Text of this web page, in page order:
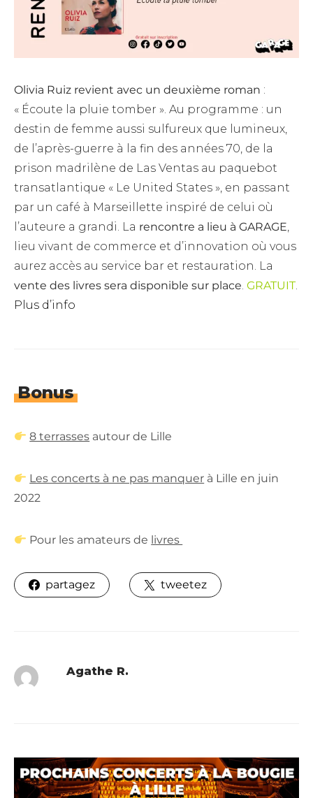
Olivia Ruiz revient avec un deuxième roman :
« Écoute la pluie tomber ». Au programme : un
destin de femme aussi sulfureux que lumineux,
de l’après-guerre à la fin des années 70, de la
prison madrilène de Las Ventas au paquebot
transatlantique « Le United States », en passant
par un café à Marseillette inspiré de celui où
l’auteure a grandi. La rencontre a lieu à GARAGE,
lieu vivant de commerce et d’innovation où vous
aurez accès au service bar et restauration. La
vente des livres sera disponible sur place. GRATUIT.
Plus d’info
Bonus
8 terrasses autour de Lille
Les concerts à ne pas manquer à Lille en juin
2022
Pour les amateurs de livres
partagez tweetez
Agathe R.